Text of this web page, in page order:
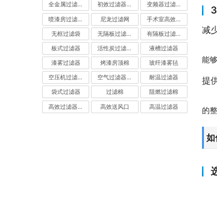
减
能
提
的
如
全金属过滤器 初效过滤器-初效空气过滤器 变频器过滤器
喷漆房过滤棉 尼龙过滤网 手术室高效过滤器
无框过滤袋 无隔板过滤器 有隔板过滤器
板式过滤器 活性炭过滤器-活性炭空气过滤器 液槽过滤器
漆雾过滤器 烤漆房顶棉 玻纤漆雾毡
空压机过滤网 空气过滤器厂家 耐温过滤器
袋式过滤器 过滤棉 阻燃过滤棉
高效过滤器-高效空气过滤器 高效送风口 高温过滤器